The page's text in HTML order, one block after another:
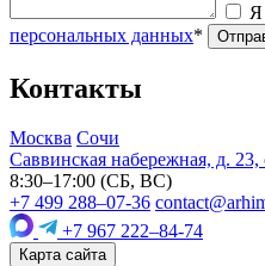
Я
персональных данных*
Контакты
Москва Сочи
Саввинская набережная, д. 23,
8:30–17:00 (СБ, ВС)
+7 499 288–07-36
+7 967 222–84-74
Карта сайта